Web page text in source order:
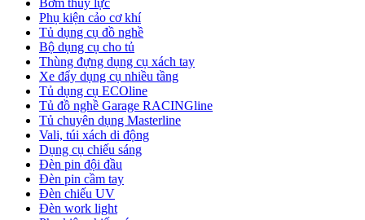
Bơm thủy lực
Phụ kiện cảo cơ khí
Tủ dụng cụ đồ nghề
Bộ dụng cụ cho tủ
Thùng đựng dụng cụ xách tay
Xe đẩy dụng cụ nhiều tầng
Tủ dụng cụ ECOline
Tủ đồ nghề Garage RACINGline
Tủ chuyên dụng Masterline
Vali, túi xách di động
Dụng cụ chiếu sáng
Đèn pin đội đầu
Đèn pin cầm tay
Đèn chiếu UV
Đèn work light